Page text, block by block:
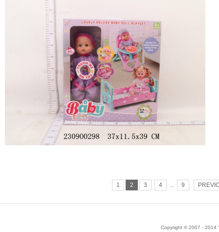
1 2 3 4 ... 9
Copyright © 2007 - 2014